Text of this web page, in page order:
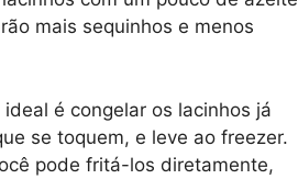
mais sequinhos e menos
ideal é congelar os lacinhos já
se toquem, e leve ao freezer.
pode fritá-los diretamente,